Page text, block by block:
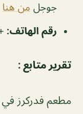
جوجل من هنا
رقم الهاتف:
تقرير متابع :
مطعم فدركرز في